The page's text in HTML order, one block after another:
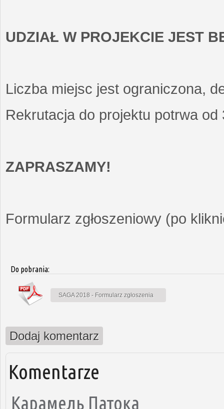
UDZIAŁ W PROJEKCIE JEST
Liczba miejsc jest ograniczona,
Rekrutacja do projektu potrwa
ZAPRASZAMY!
Formularz zgłoszeniowy (po
Do pobrania:
SAGA 2018 - Formularz zgłoszenia
Dodaj komentarz
Komentarze
Карамель Патока